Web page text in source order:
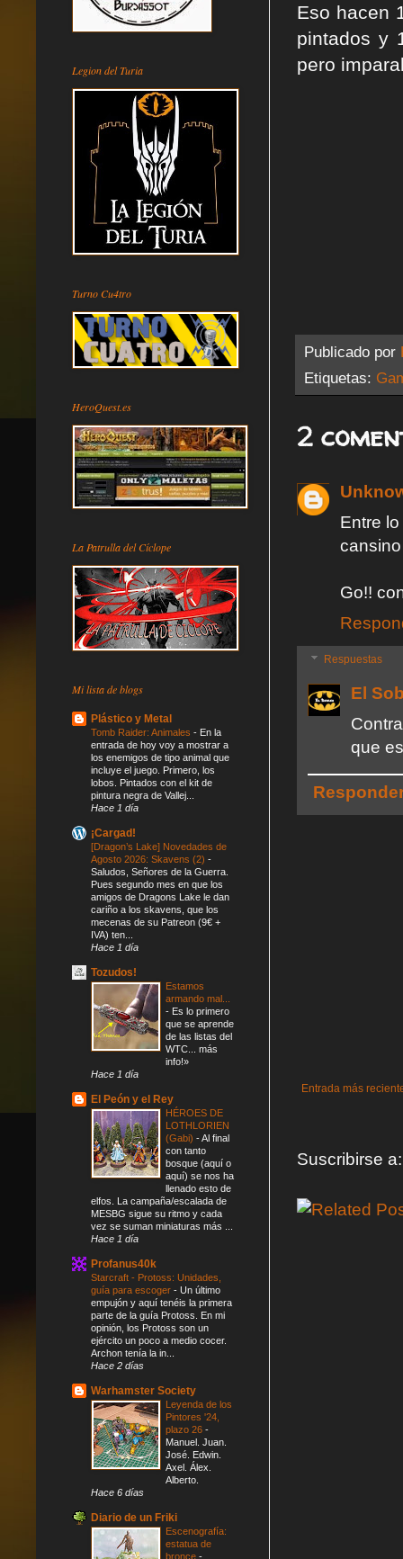
Eso hacen
pintados y
pero
Publicado por
Etiquetas:
2
Entre
Go!!
Respuestas
El
que
Entrada más
Suscribirse
Legion del Turia
Turno Cu4tro
HeroQuest.es
La Patrulla del Cíclope
Mi lista de blogs
Plástico y Metal
Tomb Raider: Animales - En la
entrada de hoy voy a mostrar a
los enemigos de tipo animal que
incluye el juego. Primero, los
lobos. Pintados con el kit de
pintura negra de Vallej...
Hace 1 día
¡Cargad!
[Dragon’s Lake] Novedades de
Agosto 2026: Skavens (2) -
Saludos, Señores de la Guerra.
Pues segundo mes en que los
amigos de Dragons Lake le dan
cariño a los skavens, que los
mecenas de su Patreon (9€ +
IVA) ten...
Hace 1 día
Tozudos!
Estamos
armando mal...
- Es lo primero
que se aprende
de las listas del
WTC... más
info!»
Hace 1 día
El Peón y el Rey
HÉROES DE
LOTHLORIEN
(Gabi) -Al final
con tanto
bosque (aquí o
aquí) se nos ha
llenado esto de
elfos. La campaña/escalada de
MESBG sigue su ritmo y cada
vez se suman miniaturas más ...
Hace 1 día
Profanus40k
Starcraft - Protoss: Unidades,
guía para escoger - Un último
empujón y aquí tenéis la primera
parte de la guía Protoss. En mi
opinión, los Protoss son un
ejército un poco a medio cocer.
Archon tenía la in...
Hace 2 días
Warhamster Society
Leyenda de los
Pintores '24,
plazo 26 -
Manuel. Juan.
José. Edwin.
Axel. Álex.
Alberto.
Hace 6 días
Diario de un Friki
Escenografía:
estatua de
bronce -